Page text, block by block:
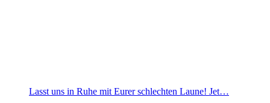
Lasst uns in Ruhe mit Eurer schlechten Laune! Jet…